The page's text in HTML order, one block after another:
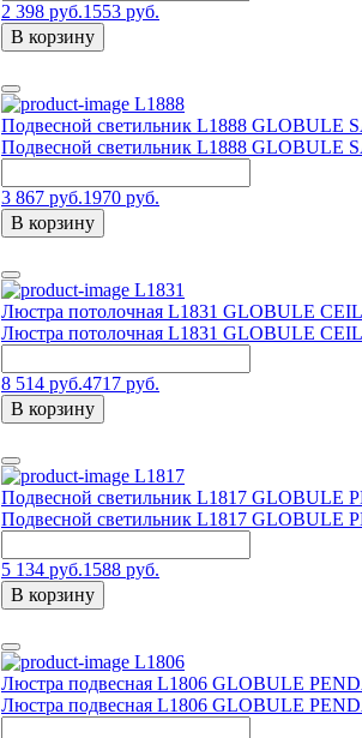
2 398 руб.1553 руб.
В корзину
L1888
Подвесной светильник L1888 GLOBULE
Подвесной светильник L1888 GLOBULE
3 867 руб.1970 руб.
В корзину
L1831
Люстра потолочная L1831 GLOBULE
Люстра потолочная L1831 GLOBULE
8 514 руб.4717 руб.
В корзину
L1817
Подвесной светильник L1817
Подвесной светильник L1817
5 134 руб.1588 руб.
В корзину
L1806
Люстра подвесная L1806 GLOBULE
Люстра подвесная L1806 GLOBULE